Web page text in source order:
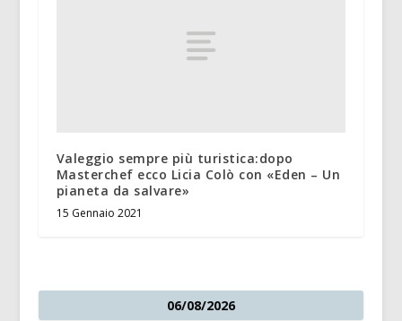
Valeggio sempre più turistica:dopo
Masterchef ecco Licia Colò con «Eden – Un
pianeta da salvare»
15 Gennaio 2021
06/08/2026